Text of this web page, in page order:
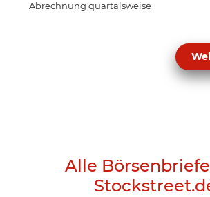
Abrechnung quartalsweise
Alle